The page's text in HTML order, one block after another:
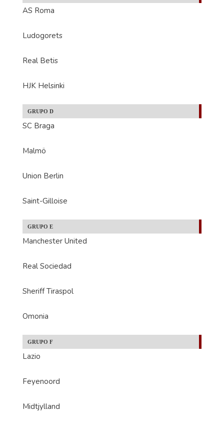
AS Roma
Ludogorets
Real Betis
HJK Helsinki
GRUPO D
SC Braga
Malmö
Union Berlin
Saint-Gilloise
GRUPO E
Manchester United
Real Sociedad
Sheriff Tiraspol
Omonia
GRUPO F
Lazio
Feyenoord
Midtjylland